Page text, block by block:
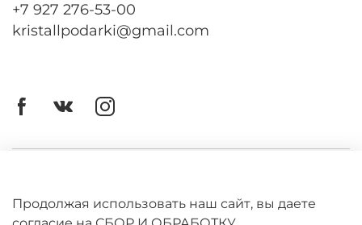
Оферта
+7 927 276-53-00
kristallpodarki@gmail.com
Продолжая использовать наш сайт, вы даете